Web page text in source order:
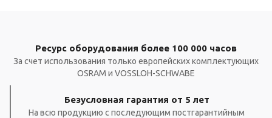
Ресурс оборудования более 100 000 часов
За счет использования только европейских комплектующих
OSRAM и VOSSLOH-SCHWABE
Безусловная гарантия от 5 лет
На всю продукцию с последующим постгарантийным